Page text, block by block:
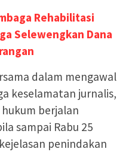
Rehabilitasi
Selewengkan Dana
dalam mengawal
keselamatan jurnalis,
berjalan
sampai Rabu 25
penindakan